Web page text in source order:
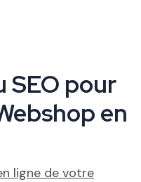
SEO pour
en
ligne de votre